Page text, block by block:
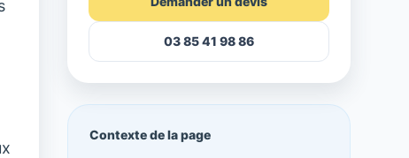
03 85 41 98 86
Contexte de la page